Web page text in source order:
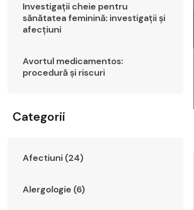
Investigații cheie pentru
sănătatea feminină: investigații și
afecțiuni
Avortul medicamentos:
procedură și riscuri
Categorii
Afectiuni (24)
Alergologie (6)